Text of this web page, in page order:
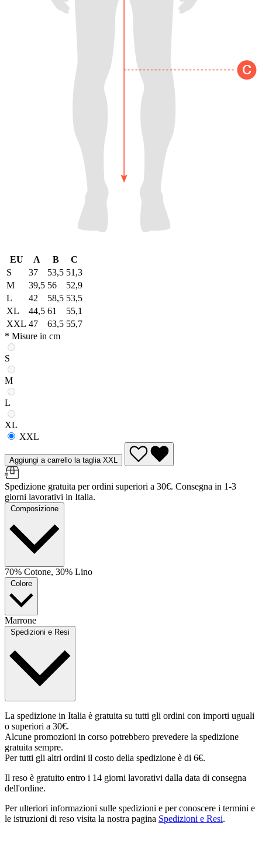
EU A B
C
S
37 53,5 51,3
M
39,5 56
52,9
L
42 58,5 53,5
XL
44,5 61
55,1
XXL 47 63,5 55,7
* Misure in cm
S
M
L
XL
XXL
Aggiungi a carrello la taglia XXL
Spedizione gratuita per ordini superiori a 30€. Consegna in 1-3
giorni lavorativi in Italia.
Composizione
70% Cotone, 30% Lino
Colore
Marrone
Spedizioni e Resi
La spedizione in Italia è gratuita su tutti gli ordini con importi uguali
o superiori a 30€.
Alcune promozioni in corso potrebbero prevedere la spedizione
gratuita sempre.
Per tutti gli altri ordini il costo della spedizione è di 6€.
Il reso è gratuito entro i 14 giorni lavorativi dalla data di consegna
dell'ordine.
Per ulteriori informazioni sulle spedizioni e per conoscere i termini e
le istruzioni di reso visita la nostra pagina Spedizioni e Resi.